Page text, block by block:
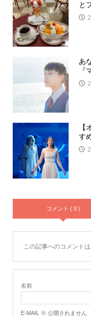
と
あ
『
【
す
コメント ( 0 )
この記事へのコメントは
名前
E-MAIL ※ 公開されません